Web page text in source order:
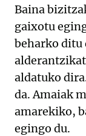
Baina
gaixotu
beharko
aldatuko
da. Amaiak
amarekiko,
egingo du.